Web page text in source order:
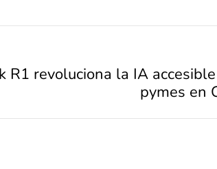
R1 revoluciona la IA
pymes en